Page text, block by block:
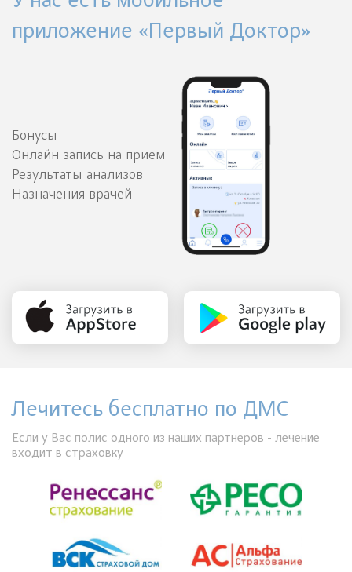
приложение «Первый Доктор»
Бонусы
Онлайн запись на прием
Результаты анализов
Назначения врачей
Лечитесь бесплатно по ДМС
Если у Вас полис одного из наших партнеров - лечение
входит в страховку